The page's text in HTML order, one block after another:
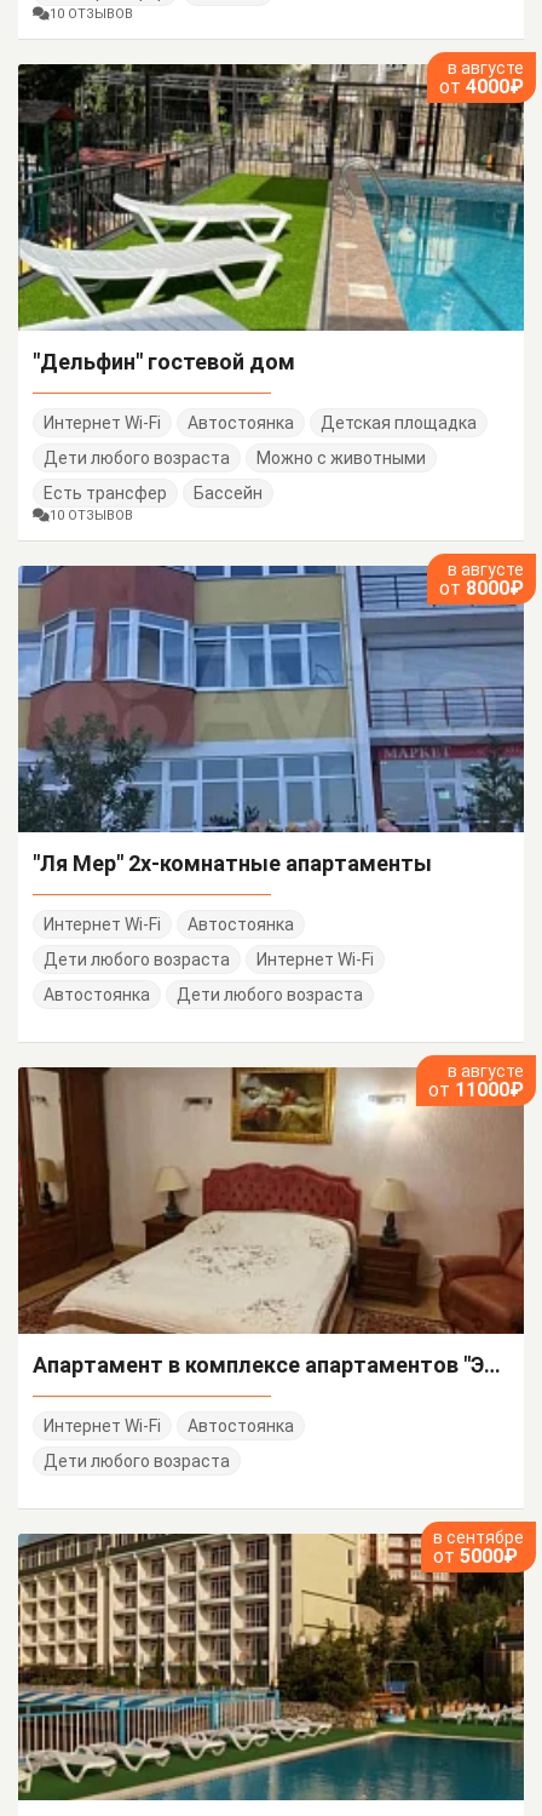
10 ОТЗЫВОВ
в августе
от 4000₽
"Дельфин" гостевой дом
Интернет Wi-Fi Автостоянка
Детская площадка
Дети любого возраста
Можно с животными
Есть трансфер
Бассейн
10 ОТЗЫВОВ
в августе
от 8000₽
"Ля Мер" 2х-комнатные апартаменты
Интернет Wi-Fi
Автостоянка
Дети любого возраста
Интернет Wi-Fi
Автостоянка
Дети любого возраста
в августе
от 11000₽
Апартамент в комплексе апартаментов "Эллада" (с двориком у моря)
Интернет Wi-Fi
Автостоянка
Дети любого возраста
в сентябре
от 5000₽